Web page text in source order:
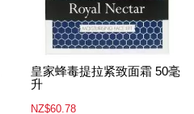
皇家蜂毒提拉紧致面霜 50毫
升
NZ$60.78